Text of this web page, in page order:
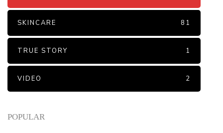
POPULAR
SKINCARE 81
TRUE STORY 1
VIDEO 2